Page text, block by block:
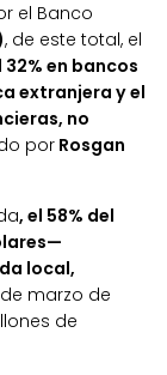
el Banco
, de este total, el
en bancos
extranjera y el
no
por Rosgan
, el 58% del
local,
marzo de
de